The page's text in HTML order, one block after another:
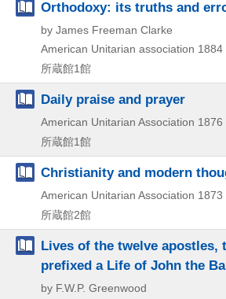
Orthodoxy: its truths and
by James Freeman Clarke
American Unitarian association 1884
所蔵館1館
Daily praise and prayer
American Unitarian Association 1876
所蔵館1館
Christianity and modern
American Unitarian Association 1873
所蔵館2館
Lives of the twelve apostles,
prefixed a Life of John the
by F.W.P. Greenwood